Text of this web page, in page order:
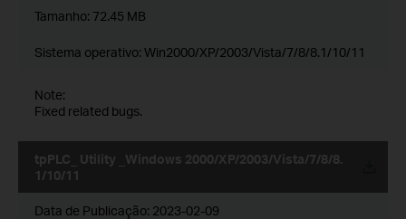
Tamanho: 72.45 MB
Sistema operativo: Win2000/XP/2003/Vista/7/8/8.1/10/11
Note:
Fixed related bugs.
tpPLC_ Utility _Windows 2000/XP/2003/Vista/7/8/8.
1/10/11
Data de Publicação: 2023-02-09